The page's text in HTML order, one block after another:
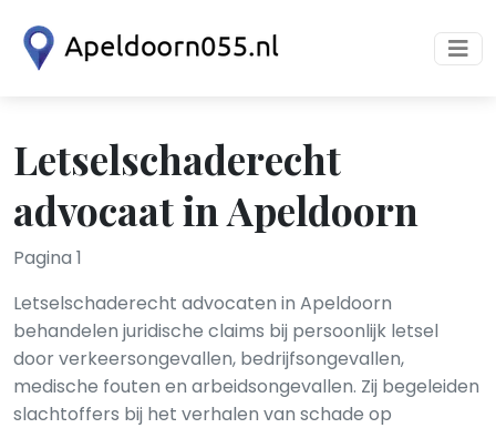
Letselschaderecht
advocaat in Apeldoorn
Pagina 1
Letselschaderecht advocaten in Apeldoorn
behandelen juridische claims bij persoonlijk letsel
door verkeersongevallen, bedrijfsongevallen,
medische fouten en arbeidsongevallen. Zij begeleiden
slachtoffers bij het verhalen van schade op